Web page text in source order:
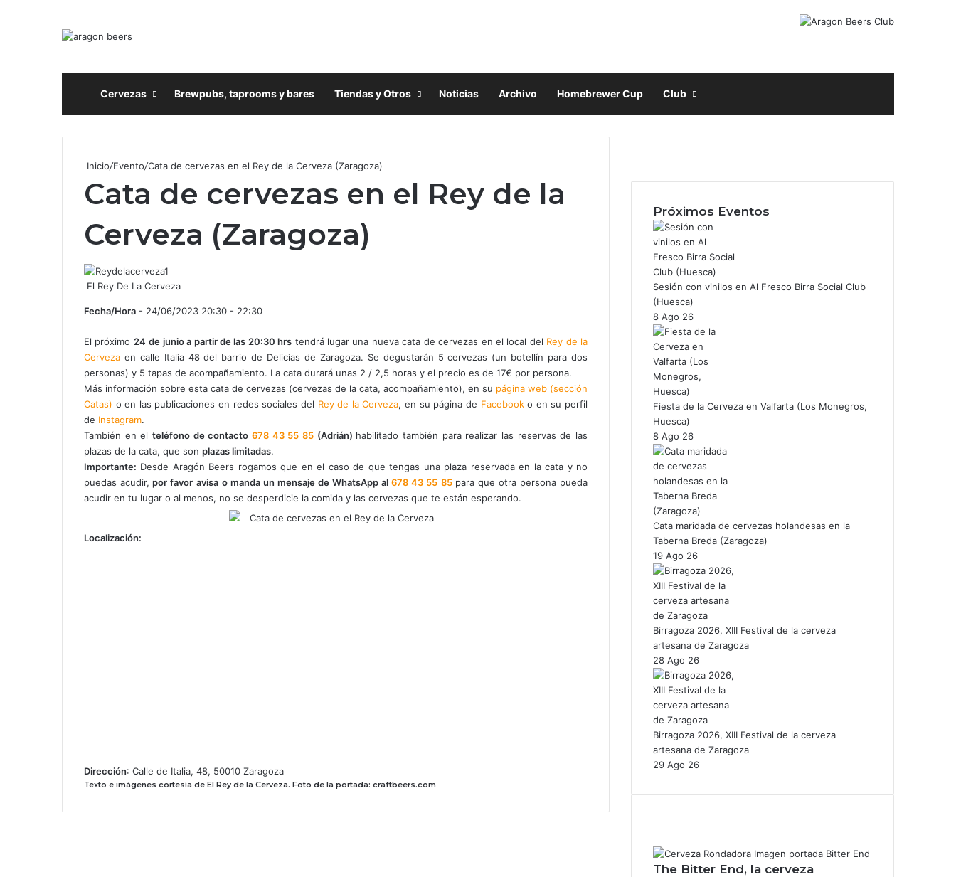
InicioCervezas Brewpubs, taprooms y bares Tiendas y Otros Noticias Archivo Homebrewer Cup Club
Inicio/Evento/Cata de cervezas en el Rey de la Cerveza (Zaragoza)
Cata de cervezas en el Rey de la
Cerveza (Zaragoza)
El Rey De La Cerveza
Fecha/Hora - 24/06/2023 20:30 - 22:30
El próximo 24 de junio a partir de las 20:30 hrs tendrá lugar una nueva cata de cervezas en el local del Rey de la
Cerveza en calle Italia 48 del barrio de Delicias de Zaragoza. Se degustarán 5 cervezas (un botellín para dos
personas) y 5 tapas de acompañamiento. La cata durará unas 2 / 2,5 horas y el precio es de 17€ por persona.
Más información sobre esta cata de cervezas (cervezas de la cata, acompañamiento), en su página web (sección
Catas) o en las publicaciones en redes sociales del Rey de la Cerveza, en su página de Facebooko en su perfil
de Instagram.
También en el teléfono de contacto 678 43 55 85 (Adrián) habilitado también para realizar las reservas de las
plazas de la cata, que son plazas limitadas.
Importante: Desde Aragón Beers rogamos que en el caso de que tengas una plaza reservada en la cata y no
puedas acudir, por favor avisa o manda un mensaje de WhatsApp al678 43 55 85 para que otra persona pueda
acudir en tu lugar o al menos, no se desperdicie la comida y las cervezas que te están esperando.
Localización:
Dirección: Calle de Italia, 48, 50010 Zaragoza
Texto e imágenes cortesía de El Rey de la Cerveza. Foto de la portada: craftbeers.com
Próximos Eventos
Sesión con vinilos en Al Fresco Birra Social Club
(Huesca)
8 Ago 26
Fiesta de la Cerveza en Valfarta (Los Monegros,
Huesca)
8 Ago 26
Cata maridada de cervezas holandesas en la
Taberna Breda (Zaragoza)
19 Ago 26
Birragoza 2026, XIII Festival de la cerveza
artesana de Zaragoza
28 Ago 26
Birragoza 2026, XIII Festival de la cerveza
artesana de Zaragoza
29 Ago 26
The Bitter End, la cerveza